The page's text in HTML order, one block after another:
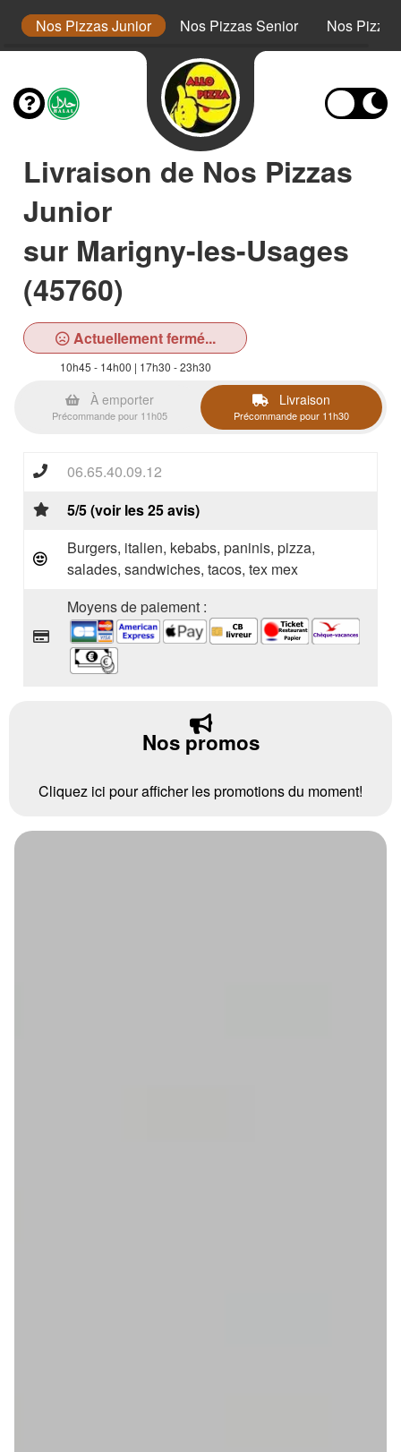
Nos Pizzas Junior Nos Pizzas Senior Nos Pizza
Livraison de Nos Pizzas
Junior
sur Marigny-les-Usages
(45760)
Actuellement fermé...
10h45 - 14h00 | 17h30 - 23h30
À emporter
Précommande pour 11h05
Livraison
Précommande pour 11h30
06.65.40.09.12
5/5 (voir les 25 avis)
Burgers, italien, kebabs, paninis, pizza,
salades, sandwiches, tacos, tex mex
Moyens de paiement :
Nos promos
Cliquez ici pour afficher les promotions du moment!